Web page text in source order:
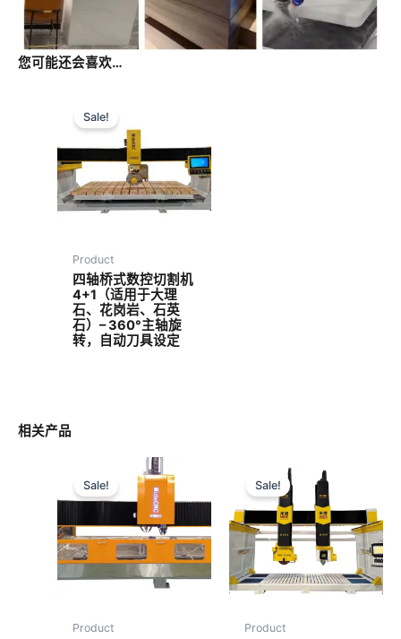
您可能还会喜欢…
Sale!
Product
四轴桥式数控切割机
4+1（适用于大理
石、花岗岩、石英
石）– 360°主轴旋
转，自动刀具设定
相关产品
Sale!
Product
Sale!
Product